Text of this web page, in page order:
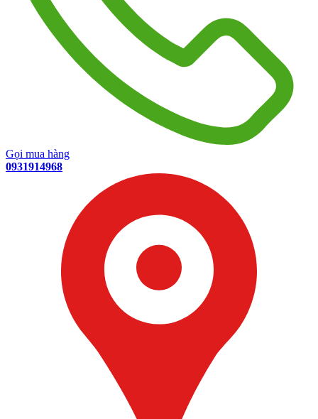
Gọi mua hàng
0931914968